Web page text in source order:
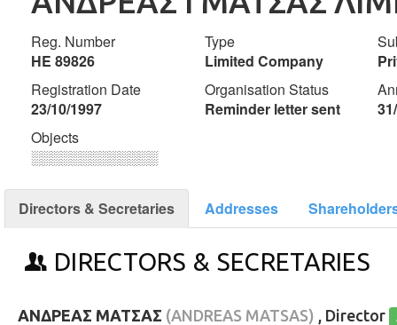
Reg. Number
ΗΕ 89826
Type
Limited Company
Registration Date
23/10/1997
Organisation Status
Reminder letter sent
Objects
░░░░░░░░░░░░░
Directors & Secretaries Addresses
DIRECTORS & SECRETARIES
ΑΝΔΡΕΑΣ ΜΑΤΣΑΣ (ANDREAS MATSAS) , Director